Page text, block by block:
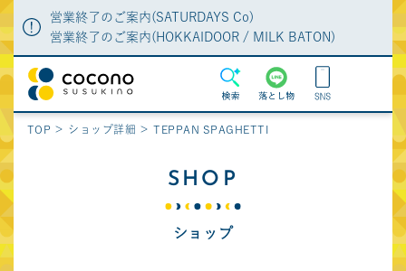
営業終了のご案内(SATURDAYS Co)
営業終了のご案内(HOKKAIDOOR / MILK BATON)
検索 落とし物
MENU
TOP ショップ詳細 TEPPAN SPAGHETTI
SHOP
ショップ